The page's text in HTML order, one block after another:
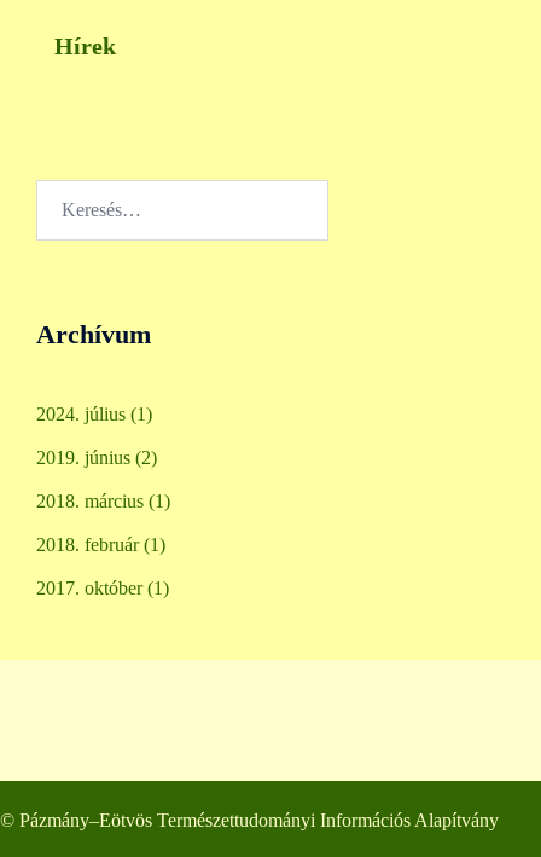
Hírek
Archívum
2024. július (1)
2019. június (2)
2018. március (1)
2018. február(1)
2017. október(1)
© Pázmány–Eötvös Természettudományi Információs Alapítvány